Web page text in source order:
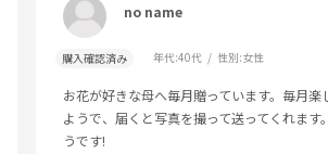
no name
購入確認済み 年代:40代 性別:女性
お花が好きな母へ毎月贈っています。毎月楽
ようで、届くと写真を撮って送ってくれます
うです!